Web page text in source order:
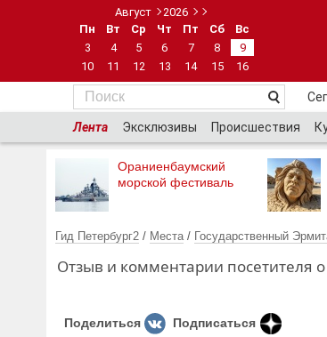
Август
2026
Пн
Вт Ср Чт Пт Сб
Вс
3
4 5 6 7 8
9
10
11 12 13 14 15 16
Лента Эксклюзивы Происшествия
Ораниенбаумский
морской фестиваль
Гид Петербург2 / Места / Государственный
Отзыв и комментарии посетителя
Поделиться Подписаться